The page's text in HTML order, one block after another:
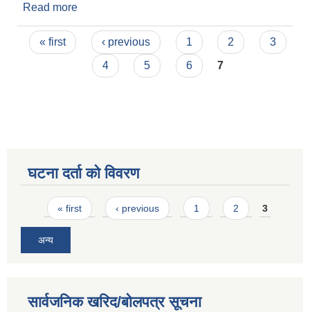
Read more
Pages
« first ‹ previous 1 2
3
4
5 6 7
घटना दर्ता को विवरण
Pages
« first ‹ previous 1 2 3
अन्य
सार्वजनिक खरिद/बोलपत्र सूचना